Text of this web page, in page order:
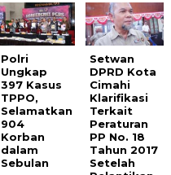
Polri
Ungkap
397 Kasus
TPPO,
Selamatkan
904
Korban
dalam
Sebulan
Setwan
DPRD Kota
Cimahi
Klarifikasi
Terkait
Peraturan
PP No. 18
Tahun 2017
Setelah